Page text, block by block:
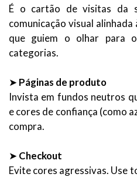
É o cartão de visitas da
comunicação visual
que guiem o olhar para
categorias.
➤ Páginas de produto
Invista em fundos neutros
e cores de confiança (como
compra.
➤ Checkout
Evite cores agressivas. Use